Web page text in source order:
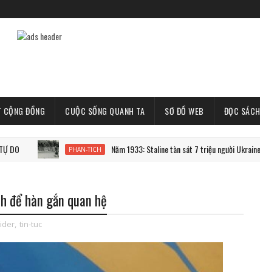
CỘNG ĐỒNG CUỘC SỐNG QUANH TA SƠ ĐỒ WEB ĐỌC SÁCH
PHAN-TICH Năm 1933: Staline tàn sát 7 triệu người Ukraine
để hàn gắn quan hệ
, tin-tuc